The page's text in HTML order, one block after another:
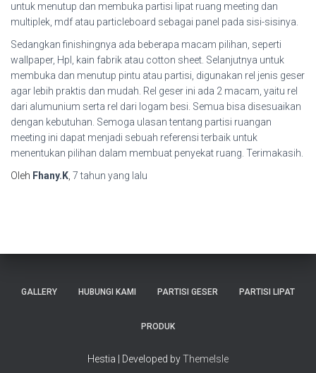
untuk menutup dan membuka partisi lipat ruang meeting dan
multiplek, mdf atau particleboard sebagai panel pada sisi-sisinya.
Sedangkan finishingnya ada beberapa macam pilihan, seperti
wallpaper, Hpl, kain fabrik atau cotton sheet. Selanjutnya untuk
membuka dan menutup pintu atau partisi, digunakan rel jenis geser
agar lebih praktis dan mudah. Rel geser ini ada 2 macam, yaitu rel
dari alumunium serta rel dari logam besi. Semua bisa disesuaikan
dengan kebutuhan. Semoga ulasan tentang partisi ruangan
meeting ini dapat menjadi sebuah referensi terbaik untuk
menentukan pilihan dalam membuat penyekat ruang. Terimakasih.
Oleh Fhany.K 7 tahun yang lalu
GALLERY HUBUNGI KAMI PARTISI GESER PARTISI LIPAT
PRODUK
Hestia | Developed byThemeIsle